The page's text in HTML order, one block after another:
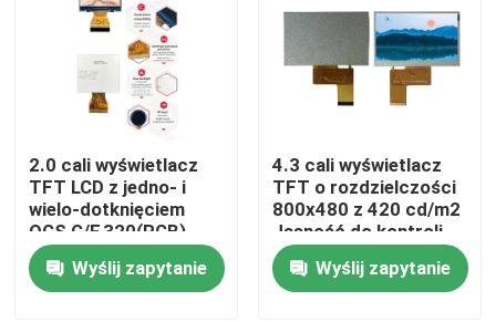
Dom
2.0 cali wyświetlacz
TFT LCD z jedno- i
wielo-dotknięciem
OGS,G/F,320(RGB)
*240 rozdzielczość,
interfejs 6bit RGB,
układ sterowania IC
Wyślij zapytanie
4.3 cali wyświetlacz
TFT o rozdzielczości
800x480 z 420 cd/m2
Jasność do kontroli
przemysłowej
Wyślij zapytanie